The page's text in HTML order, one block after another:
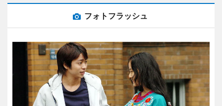
フォトフラッシュ